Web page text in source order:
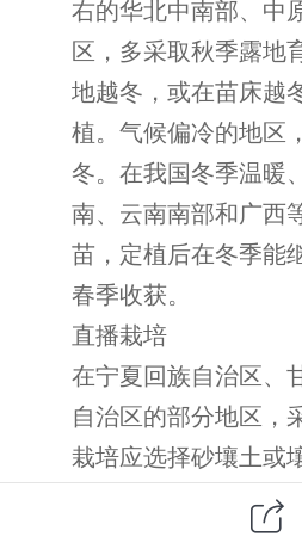
右的华北中南部、中
区，多采取秋季露地
地越冬，或在苗床越
植。气候偏冷的地区
冬。在我国冬季温暖
南、云南南部和广西
苗，定植后在冬季能
春季收获。
直播栽培
在宁夏回族自治区、
自治区的部分地区，
栽培应选择砂壤土或
灌，翌年早春耙地保
667m2